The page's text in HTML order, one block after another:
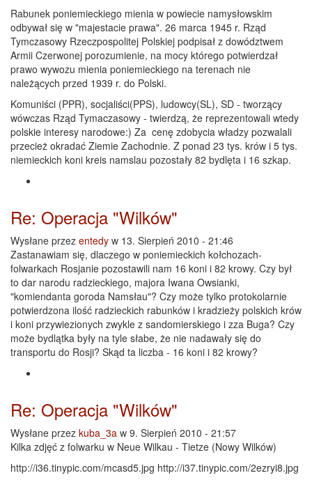
Rabunek poniemieckiego mienia w powiecie namysłowskim
odbywał się w "majestacie prawa". 26 marca 1945 r. Rząd
Tymczasowy Rzeczpospolitej Polskiej podpisał z dowództwem
Armii Czerwonej porozumienie, na mocy którego potwierdzał
prawo wywozu mienia poniemieckiego na terenach nie
należących przed 1939 r. do Polski.
Komuniści (PPR), socjaliści(PPS), ludowcy(SL), SD - tworzący
wówczas Rząd Tymaczasowy - twierdzą, że reprezentowali wtedy
polskie interesy narodowe:) Za cenę zdobycia władzy pozwalali
przecież okradać Ziemie Zachodnie. Z ponad 23 tys. krów i 5 tys.
niemieckich koni kreis namslau pozostały 82 bydlęta i 16 szkap.
Re: Operacja "Wilków"
Wysłane przez entedy w 13. Sierpień 2010 - 21:46
Zastanawiam się, dlaczego w poniemieckich kołchozach-
folwarkach Rosjanie pozostawili nam 16 koni i 82 krowy. Czy był
to dar narodu radzieckiego, majora Iwana Owsianki,
"komiendanta goroda Namsłau"? Czy może tylko protokolarnie
potwierdzona ilość radzieckich rabunków i kradzieży polskich krów
i koni przywiezionych zwykle z sandomierskiego i zza Buga? Czy
może bydlątka były na tyle słabe, że nie nadawały się do
transportu do Rosji? Skąd ta liczba - 16 koni i 82 krowy?
Re: Operacja "Wilków"
Wysłane przez kuba_3a w 9. Sierpień 2010 - 21:57
Kilka zdjęć z folwarku w Neue Wilkau - Tietze (Nowy Wilków)
http://i36.tinypic.com/mcasd5.jpg http://i37.tinypic.com/2ezryi8.jpg